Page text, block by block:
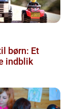
børn: Et
indblik